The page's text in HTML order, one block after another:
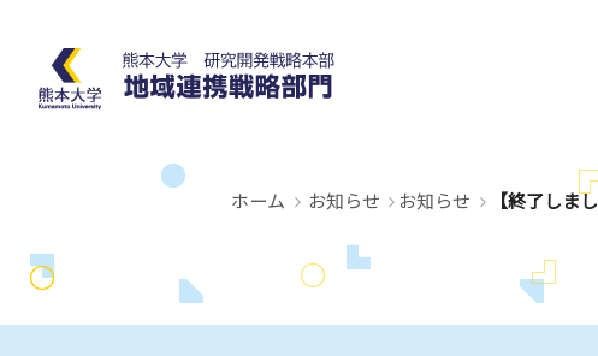
ホーム お知らせ お知らせ 【終了しま